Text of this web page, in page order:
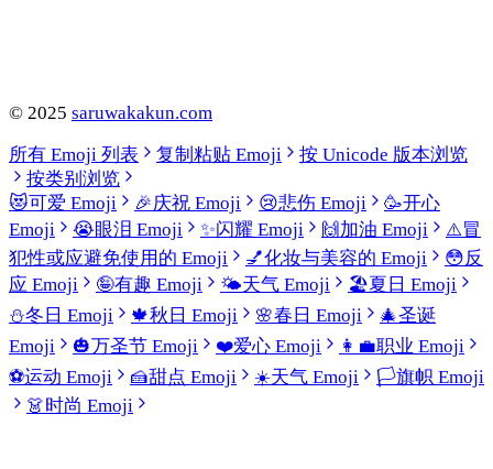
© 2025 saruwakakun.com
所有 Emoji 列表
复制粘贴 Emoji
按 Unicode 版本浏览
按类别浏览
😻可爱 Emoji 🎉庆祝 Emoji 😢悲伤 Emoji 🥳开心
Emoji
😭眼泪 Emoji ✨闪耀 Emoji 🙌加油 Emoji ⚠️冒
犯性或应避免使用的 Emoji
💅化妆与美容的 Emoji 😳反
应 Emoji
🤪有趣 Emoji 🌤️天气 Emoji 🏖️夏日 Emoji
⛄冬日 Emoji 🍁秋日 Emoji 🌸春日 Emoji 🎄圣诞
Emoji
🎃万圣节 Emoji ❤️爱心 Emoji 👩‍💼职业 Emoji
⚽运动 Emoji 🍰甜点 Emoji ☀️天气 Emoji 🏳️旗帜 Emoji
👗时尚 Emoji